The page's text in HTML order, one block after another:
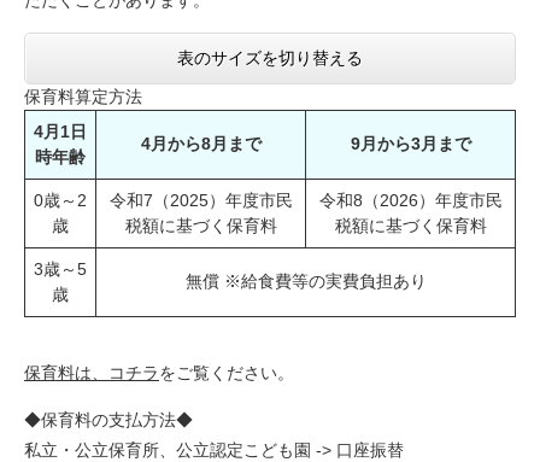
表のサイズを切り替える
保育料算定方法
4月1日
時年齢
4月から8月まで 9月から3月まで
0歳～2
歳
令和7（2025）年度市民
税額に基づく保育料
令和8（2026）年度市民
税額に基づく保育料
3歳～5
歳
無償 ※給食費等の実費負担あり
保育料は、コチラをご覧ください。
◆保育料の支払方法◆
私立・公立保育所、公立認定こども園 -> 口座振替